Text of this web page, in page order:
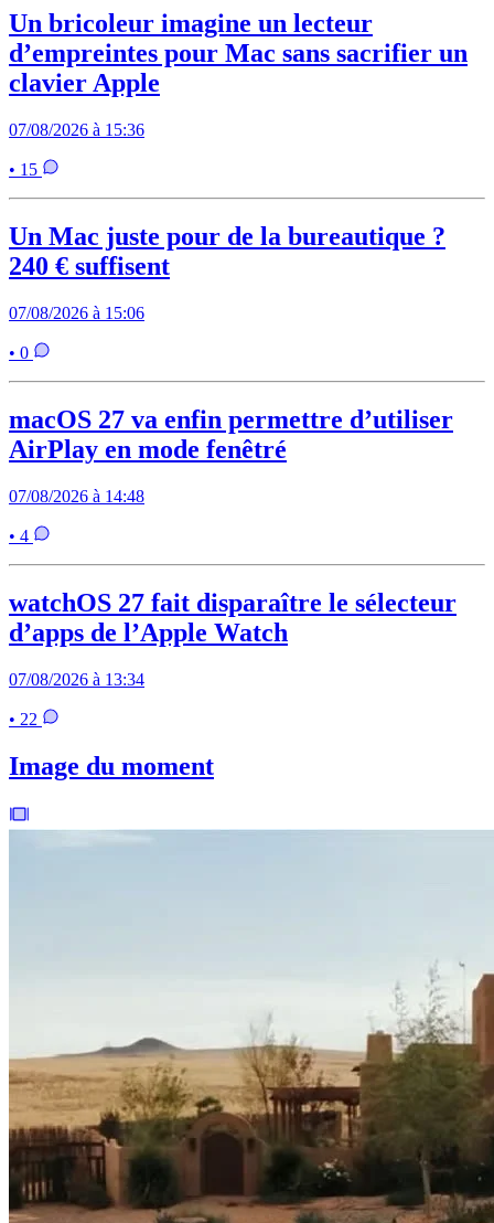
Un bricoleur imagine un lecteur
d’empreintes pour Mac sans sacrifier un
clavier Apple
07/08/2026 à 15:36
• 15
Un Mac juste pour de la bureautique ?
240 € suffisent
07/08/2026 à 15:06
• 0
macOS 27 va enfin permettre d’utiliser
AirPlay en mode fenêtré
07/08/2026 à 14:48
• 4
watchOS 27 fait disparaître le sélecteur
d’apps de l’Apple Watch
07/08/2026 à 13:34
• 22
Image du moment